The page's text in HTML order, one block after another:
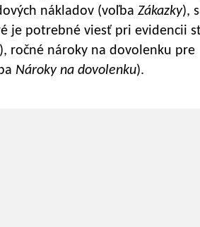
nákladov (voľba Zákazky),
je potrebné viesť pri evidencii
), ročné nároky na dovolenku pre
Nároky na dovolenku).